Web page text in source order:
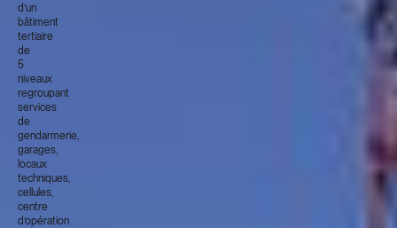
d’un
bâtiment
tertiaire
de
5
niveaux
regroupant
services
de
gendarmerie,
garages,
locaux
techniques,
cellules,
centre
d’opération